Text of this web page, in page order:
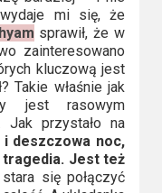
mi się, że
sprawił, że w
zainteresowano
kluczową jest
Takie właśnie jak
jest rasowym
Jak przystało na
deszczowa noc,
Jest też
się połączyć